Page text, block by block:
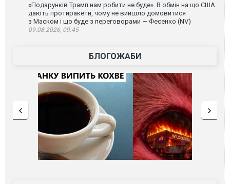
«Подарунків Трамп нам робити не буде». В обмін на що США
дають протиракети, чому не вийшло домовитися
з Маском і що буде з переговорами — Фесенко (NV)
09.08.2026, 09:45
БЛОГОЖАБИ